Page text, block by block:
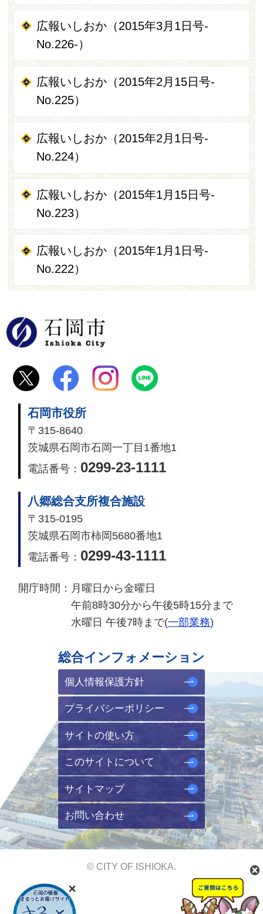
広報いしおか（2015年3月1日号‐
No.226‐）
広報いしおか（2015年2月15日号-
No.225）
広報いしおか（2015年2月1日号-
No.224）
広報いしおか（2015年1月15日号-
No.223）
広報いしおか（2015年1月1日号-
No.222）
石岡市役所
〒315-8640
茨城県石岡市石岡一丁目1番地1
電話番号： 0299-23-1111
八郷総合支所複合施設
〒315-0195
茨城県石岡市柿岡5680番地1
電話番号： 0299-43-1111
開庁時間： 月曜日から金曜日
午前8時30分から午後5時15分まで
水曜日 午後7時まで(一部業務)
総合インフォメーション
個人情報保護方針
プライバシーポリシー
サイトの使い方
このサイトについて
サイトマップ
お問い合わせ
© CITY OF ISHIOKA.